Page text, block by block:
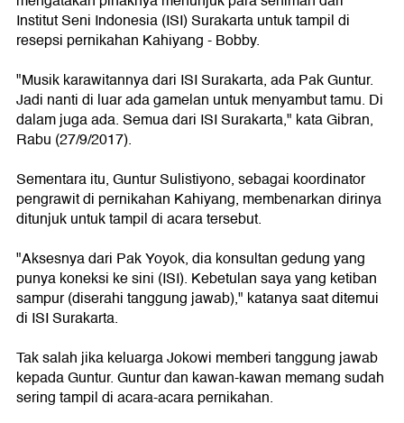
Institut Seni Indonesia (ISI) Surakarta untuk tampil di
resepsi pernikahan Kahiyang - Bobby.
"Musik karawitannya dari ISI Surakarta, ada Pak Guntur.
Jadi nanti di luar ada gamelan untuk menyambut tamu. Di
dalam juga ada. Semua dari ISI Surakarta," kata Gibran,
Rabu (27/9/2017).
Sementara itu, Guntur Sulistiyono, sebagai koordinator
pengrawit di pernikahan Kahiyang, membenarkan dirinya
ditunjuk untuk tampil di acara tersebut.
"Aksesnya dari Pak Yoyok, dia konsultan gedung yang
punya koneksi ke sini (ISI). Kebetulan saya yang ketiban
sampur (diserahi tanggung jawab)," katanya saat ditemui
di ISI Surakarta.
Tak salah jika keluarga Jokowi memberi tanggung jawab
kepada Guntur. Guntur dan kawan-kawan memang sudah
sering tampil di acara-acara pernikahan.